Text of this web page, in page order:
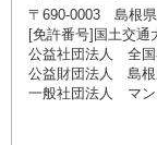
〒690-0003 島根県
[免許番号]国土交通
公益社団法人 全国
公益財団法人 島根
一般社団法人 マン